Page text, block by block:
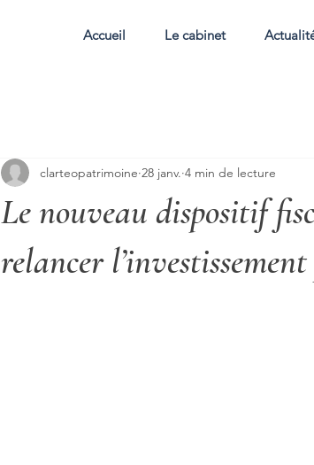
Accueil Le cabinet
Le nouveau dispositif
relancer
clarteopatrimoine 28 janv. 4 min de lecture